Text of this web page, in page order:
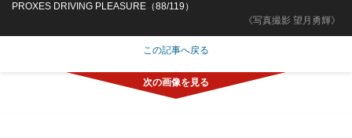
《写真撮影 望月勇輝》
PROXES DRIVING PLEASURE（88/119）
この記事へ戻る